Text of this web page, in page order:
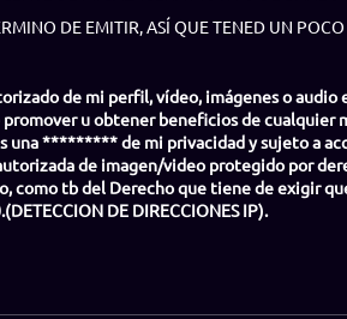
DE EMITIR, ASÍ QUE TENED UN
de mi perfil, vídeo, imágenes o
u obtener beneficios de
una ********* de mi privacidad y sujeto a
de imagen/video protegido por
como tb del Derecho que tiene de exigir
DE DIRECCIONES IP).